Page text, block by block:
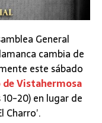
General
cambia de
este sábado
Vistahermosa
20) en lugar de
Charro’.